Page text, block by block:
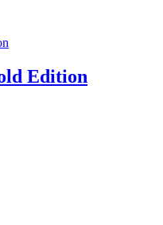
Edition